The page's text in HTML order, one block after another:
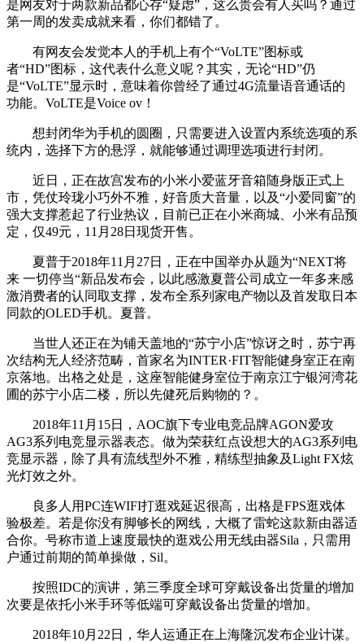
是网友对于两款新品都心存“疑虑”，这么贵会有人买吗？通过
第一周的发卖成就来看，你们都错了。
有网友会发觉本人的手机上有个“VoLTE”图标或
者“HD”图标，这代表什么意义呢？其实，无论“HD”仍
是“VoLTE”显示时，意味着你曾经了通过4G流量语音通话的
功能。VoLTE是Voice ov！
想封闭华为手机的圆圈，只需要进入设置内系统选项的系
统内，选择下方的悬浮，就能够通过调理选项进行封闭。
近日，正在故宫发布的小米小爱蓝牙音箱随身版正式上
市，凭仗玲珑小巧外不雅，好音质大音量，以及“小爱同窗”的
强大支撑惹起了行业热议，目前已正在小米商城、小米有品预
定，仅49元，11月28日现货开售。
夏普于2018年11月27日，正在中国举办从题为“NEXT将
来 一切停当“新品发布会，以此感激夏普公司成立一年多来感
激消费者的认同取支撑，发布全系列家电产物以及首发取日本
同款的OLED手机。夏普。
当世人还正在为铺天盖地的“苏宁小店”惊讶之时，苏宁再
次结构无人经济范畴，首家名为INTER·FIT智能健身室正在南
京落地。出格之处是，这座智能健身室位于南京江宁银河湾花
圃的苏宁小店二楼，所以先健死后购物的？。
2018年11月15日，AOC旗下专业电竞品牌AGON爱攻
AG3系列电竞显示器表态。做为荣获红点设想大的AG3系列电
竞显示器，除了具有流线型外不雅，精练型抽象及Light FX炫
光灯效之外。
良多人用PC连WIFI打逛戏延迟很高，出格是FPS逛戏体
验极差。若是你没有脚够长的网线，大概了雷蛇这款新由器适
合你。号称市道上速度最快的逛戏公用无线由器Sila，只需用
户通过前期的简单操做，Sil。
按照IDC的演讲，第三季度全球可穿戴设备出货量的增加
次要是依托小米手环等低端可穿戴设备出货量的增加。
2018年10月22日，华人运通正在上海隆沉发布企业计谋。